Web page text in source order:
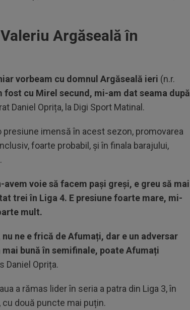
Argăseală în
vorbeam cu domnul Argăseală ieri (n.r.
fost cu Mirel secund, mi-am dat seama după
Daniel Oprița, la Digi Sport Matinal.
imensă în acest sezon, promovarea
foarte probabil, și în finala barajului,
voie să facem pași greși, e greu să mai
trei în Liga 4. E presiune foarte mare, mi-
mult.
ne e frică de Afumați, dar e un adversar
bună în semifinale, poate Afumați
Daniel Oprița.
a rămas lider în seria a patra din Liga 3, în
două puncte mai puțin.